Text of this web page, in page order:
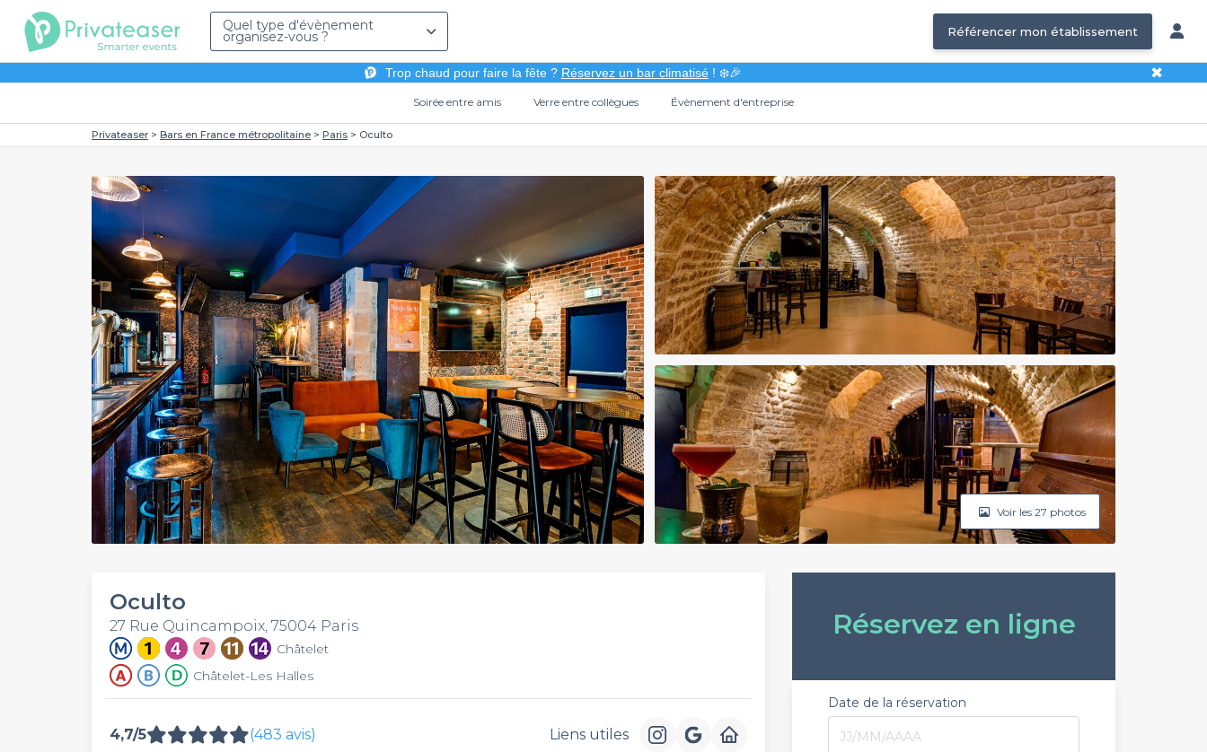
Quel type d'évènement
organisez-vous ? Référencer mon établissement
Trop chaud pour faire la fête ? Réservez un bar climatisé! ❄️🎉 ✖
Soirée entre amis Verre entre collègues Évènement d'entreprise
Privateaser Bars en France métropolitaine Paris Oculto
Voir les 27 photos
Oculto
27 Rue Quincampoix, 75004 Paris
Châtelet
Châtelet-Les Halles
4,7/5 (483 avis) Liens utiles
Réservez en ligne
Date de la réservation